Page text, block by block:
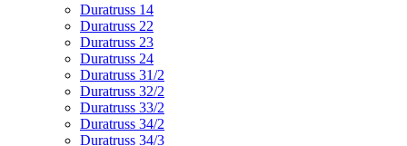
Duratruss 14
Duratruss 22
Duratruss 23
Duratruss 24
Duratruss 31/2
Duratruss 32/2
Duratruss 33/2
Duratruss 34/2
Duratruss 34/3